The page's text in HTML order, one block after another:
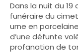
Dans la nuit du
funéraire du
urne en
d’une défunte
profanation de